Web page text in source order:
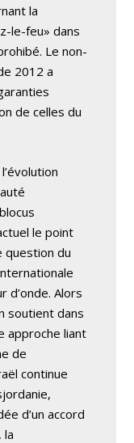
la
le-feu» dans
Le non-
2012 a
de celles du
le point
question du
d’onde. Alors
soutient dans
approche liant
de
continue
d’un accord
la